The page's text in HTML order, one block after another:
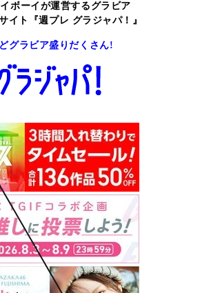
ボーイが運営するグラビア
イト『週プレ グラジャパ！』
グラビア盛りだくさん!